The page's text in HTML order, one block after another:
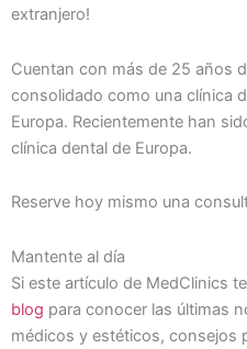
extranjero!
Cuentan con más de 25 años
consolidado como una clínica
Europa. Recientemente han
clínica dental de Europa.
Reserve hoy mismo una
Mantente al día
Si este artículo de MedClinics
blog para conocer las últimas
médicos y estéticos, consejos